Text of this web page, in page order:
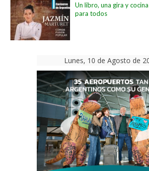
Un libro, una gira y cocina
para todos
Lunes, 10 de Agosto de